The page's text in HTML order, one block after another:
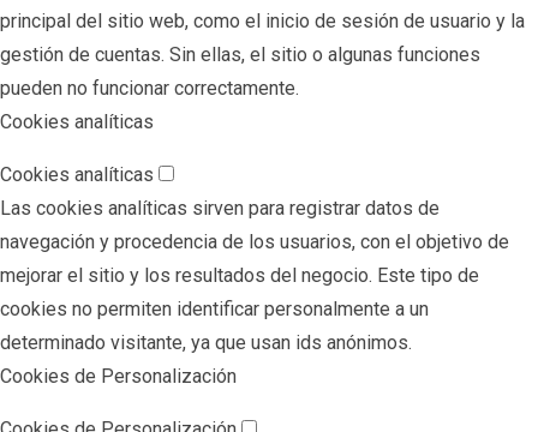
principal del sitio web, como el inicio de sesión de usuario y la
gestión de cuentas. Sin ellas, el sitio o algunas funciones
pueden no funcionar correctamente.
Cookies analíticas
Cookies analíticas
Las cookies analíticas sirven para registrar datos de
navegación y procedencia de los usuarios, con el objetivo de
mejorar el sitio y los resultados del negocio. Este tipo de
cookies no permiten identificar personalmente a un
determinado visitante, ya que usan ids anónimos.
Cookies de Personalización